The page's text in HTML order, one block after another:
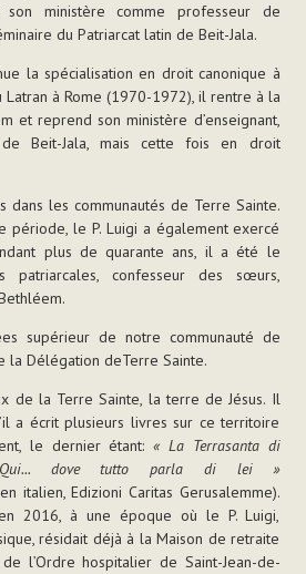
son ministère comme professeur de
du Patriarcat latin de Beit-Jala.
la spécialisation en droit canonique à
Latran à Rome (1970-1972), il rentre à la
et reprend son ministère d’enseignant,
Beit-Jala, mais cette fois en droit
dans les communautés de Terre Sainte.
période, le P. Luigi a également exercé
plus de quarante ans, il a été le
patriarcales, confesseur des sœurs,
supérieur de notre communauté de
la Délégation deTerre Sainte.
de la Terre Sainte, la terre de Jésus. Il
a écrit plusieurs livres sur ce territoire
le dernier étant:« La Terrasanta di
dove tutto parla di lei »
italien, Edizioni Caritas Gerusalemme).
2016, à une époque où le P. Luigi,
résidait déjà à la Maison de retraite
l’Ordre hospitalier de Saint-Jean-de-